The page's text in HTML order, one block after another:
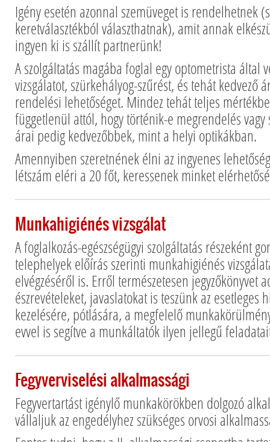
Igény esetén azonnal szemüveget is rendelhetnek
keretválasztékból választhatnak), amit annak
ingyen ki is szállít partnerünk!
A szolgáltatás magába foglal egy optometrista által
vizsgálatot, szürkehályog-szűrést, és tehát kedvező
rendelési lehetőséget. Mindez tehát teljes
függetlenül attól, hogy történik-e megrendelés vagy
árai pedig kedvezőbbek, mint a helyi optikákban.
Amennyiben szeretnének élni az ingyenes
létszám eléri a 20 főt, keressenek minket
Munkahigiénés vizsgálat
A foglalkozás-egészségügyi szolgáltatás részeként
telephelyek előírás szerinti munkahigiénés
elvégzéséről is. Erről természetesen jegyzőkönyvet
észrevételeket, javaslatokat is teszünk az esetleges
kezelésére, pótlására, a megfelelő
evvel is segítve a munkáltatók ilyen jellegű
Fegyverviselési alkalmassági
Fegyvertartást igénylő munkakörökben dolgozó
vállaljuk az engedélyhez szükséges orvosi